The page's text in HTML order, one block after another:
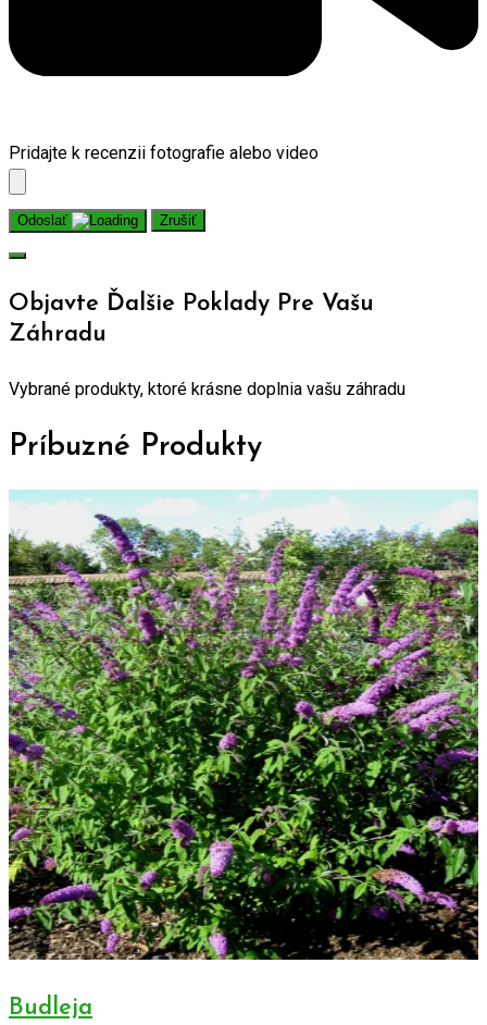
Pridajte k recenzii fotografie alebo video
Odoslať Zrušiť
Objavte Ďalšie Poklady Pre Vašu
Záhradu
Vybrané produkty, ktoré krásne doplnia vašu záhradu
Príbuzné Produkty
Budleja